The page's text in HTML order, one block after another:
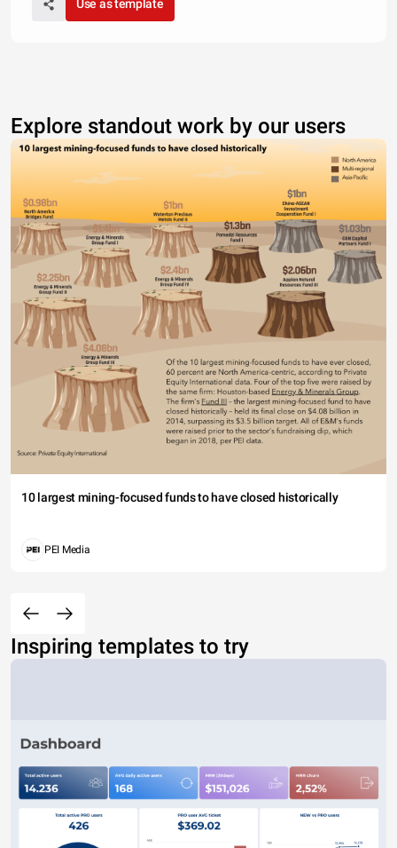
Use as template
Explore standout work by our users
10 largest mining-focused funds to have closed historically
PEI Media
Inspiring templates to try